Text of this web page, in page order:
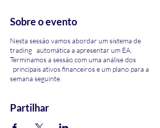
Sobre o evento
Nesta sessão vamos abordar um sistema de
trading automática a apresentar um EA.
Terminamos a sessão com uma análise dos
principais ativos financeiros e um plano para a
semana seguinte.
Partilhar